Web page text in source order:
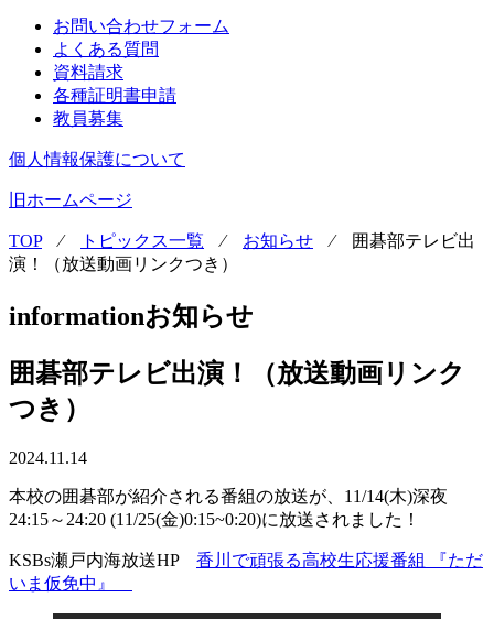
お問い合わせフォーム
よくある質問
資料請求
各種証明書申請
教員募集
個人情報保護について
旧ホームページ
TOP⁄ トピックス一覧 ⁄ お知らせ ⁄
囲碁部テレビ出
演！（放送動画リンクつき）
informationお知らせ
囲碁部テレビ出演！（放送動画リンク
つき）
2024.11.14
本校の囲碁部が紹介される番組の放送が、11/14(木)深夜
24:15～24:20 (11/25(金)0:15~0:20)に放送されました！
KSBs瀬戸内海放送HP 香川で頑張る高校生応援番組 『ただ
いま仮免中』